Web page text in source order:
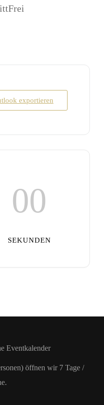
exportieren
00
SEKUNDEN
Eventkalender
öffnen wir 7 Tage /